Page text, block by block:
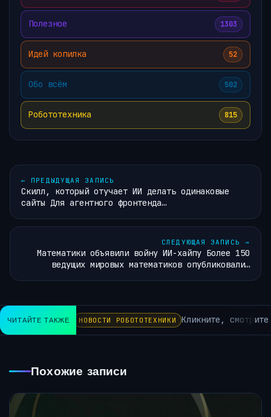
Полезное 1303
Идей копилка 52
Обо всём 502
Робототехника 815
← ПРЕДЫДУЩАЯ ЗАПИСЬ
Скилл, который отучает ИИ делать одинаковые
сайты Для агентного фронтенда…
СЛЕДУЮЩАЯ ЗАПИСЬ →
Математики объявили войну ИИ-хайпу Более 150
ведущих мировых математиков опубликовали…
ЧИТАЙТЕ ТАКЖЕ НОВОСТИ РОБОТОТЕХНИКИ Кликните, смотрите
Похожие записи